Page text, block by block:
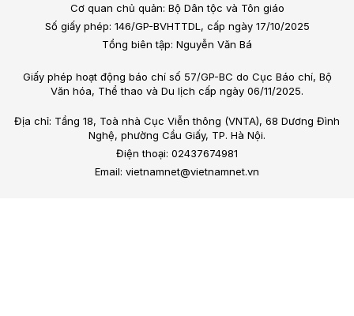
Cơ quan chủ quản: Bộ Dân tộc và Tôn giáo
Số giấy phép: 146/GP-BVHTTDL, cấp ngày 17/10/2025
Tổng biên tập: Nguyễn Văn Bá
Giấy phép hoạt động báo chí số 57/GP-BC do Cục Báo chí, Bộ
Văn hóa, Thể thao và Du lịch cấp ngày 06/11/2025.
Địa chỉ: Tầng 18, Toà nhà Cục Viễn thông (VNTA), 68 Dương Đình
Nghệ, phường Cầu Giấy, TP. Hà Nội.
Điện thoại: 02437674981
Email: vietnamnet@vietnamnet.vn